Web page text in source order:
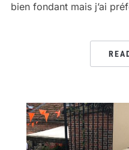
bien fondant mais j’ai